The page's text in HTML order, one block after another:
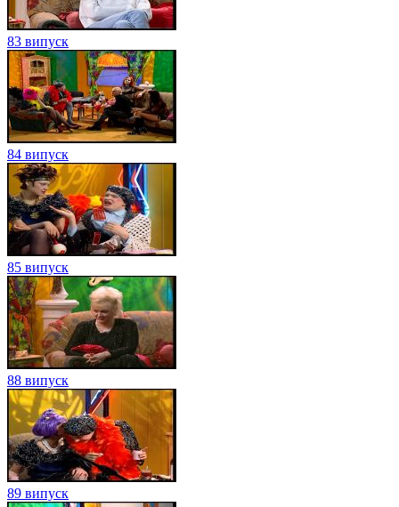
83 випуск
84 випуск
85 випуск
88 випуск
89 випуск